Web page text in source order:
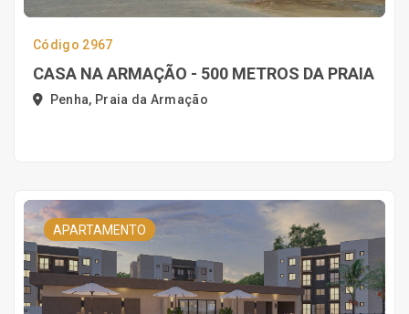
Código 2967
CASA NA ARMAÇÃO - 500 METROS DA PRAIA
Penha, Praia da Armação
APARTAMENTO